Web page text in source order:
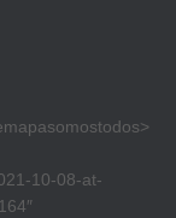
10-08-at-